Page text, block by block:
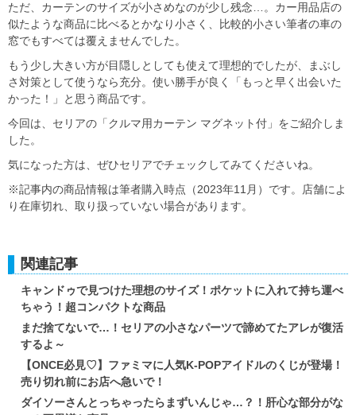
ただ、カーテンのサイズが小さめなのが少し残念…。カー用品店の
似たような商品に比べるとかなり小さく、比較的小さい筆者の車の
窓でもすべては覆えませんでした。
もう少し大きい方が目隠しとしても使えて理想的でしたが、まぶし
さ対策として使うなら充分。使い勝手が良く「もっと早く出会いた
かった！」と思う商品です。
今回は、セリアの「クルマ用カーテン マグネット付」をご紹介しま
した。
気になった方は、ぜひセリアでチェックしてみてくださいね。
※記事内の商品情報は筆者購入時点（2023年11月）です。店舗によ
り在庫切れ、取り扱っていない場合があります。
関連記事
キャンドゥで見つけた理想のサイズ！ポケットに入れて持ち運べ
ちゃう！超コンパクトな商品
まだ捨てないで…！セリアの小さなパーツで諦めてたアレが復活
するよ～
【ONCE必見♡】ファミマに人気K-POPアイドルのくじが登場！
売り切れ前にお店へ急いで！
ダイソーさんとっちゃったらまずいんじゃ…？！肝心な部分がな